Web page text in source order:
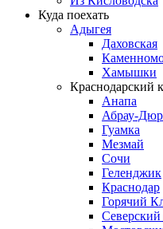
Куда поехать
Адыгея
Даховская
Хамышки
Краснодарский
Анапа
Абрау-
Гуамка
Мезмай
Сочи
Геленджик
Краснодар
Горячий
Северский